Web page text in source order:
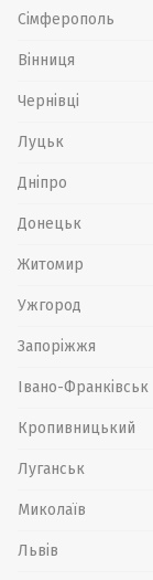
Сімферополь
Вінниця
Чернівці
Луцьк
Дніпро
Донецьк
Житомир
Ужгород
Запоріжжя
Івано-Франківськ
Кропивницький
Луганськ
Миколаїв
Львів